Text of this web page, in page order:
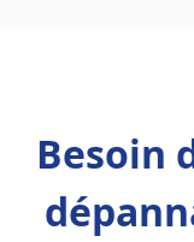
Besoin